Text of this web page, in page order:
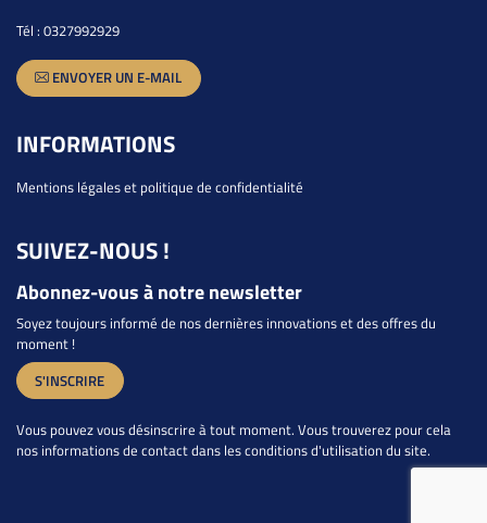
Tél : 0327992929
ENVOYER UN E-MAIL
INFORMATIONS
Mentions légales et politique de confidentialité
SUIVEZ-NOUS !
Abonnez-vous à notre newsletter
Soyez toujours informé de nos dernières innovations et des offres du
moment !
S'INSCRIRE
Vous pouvez vous désinscrire à tout moment. Vous trouverez pour cela
nos informations de contact dans les conditions d'utilisation du site.